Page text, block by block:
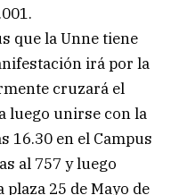
que la Unne tiene
irá por la
cruzará el
luego unirse con la
16.30 en el Campus
al 757 y luego
25 de Mayo de